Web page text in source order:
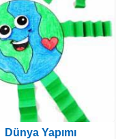
Dünya Yapımı